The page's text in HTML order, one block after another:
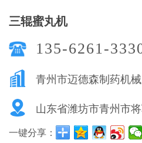
三辊蜜丸机
135-6261-
青州市迈德森制药机
山东省潍坊市青州市
一键分享：